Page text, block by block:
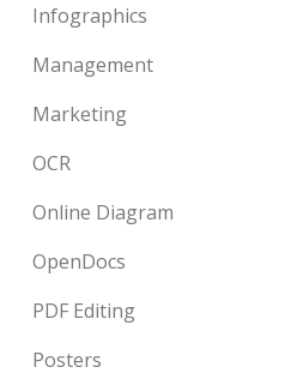
Infographics
Management
Marketing
OCR
Online Diagram
OpenDocs
PDF Editing
Posters